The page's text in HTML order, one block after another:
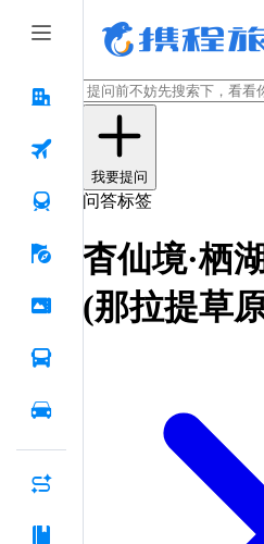
我要提问
问答标签
杳仙境·栖
(那拉提草